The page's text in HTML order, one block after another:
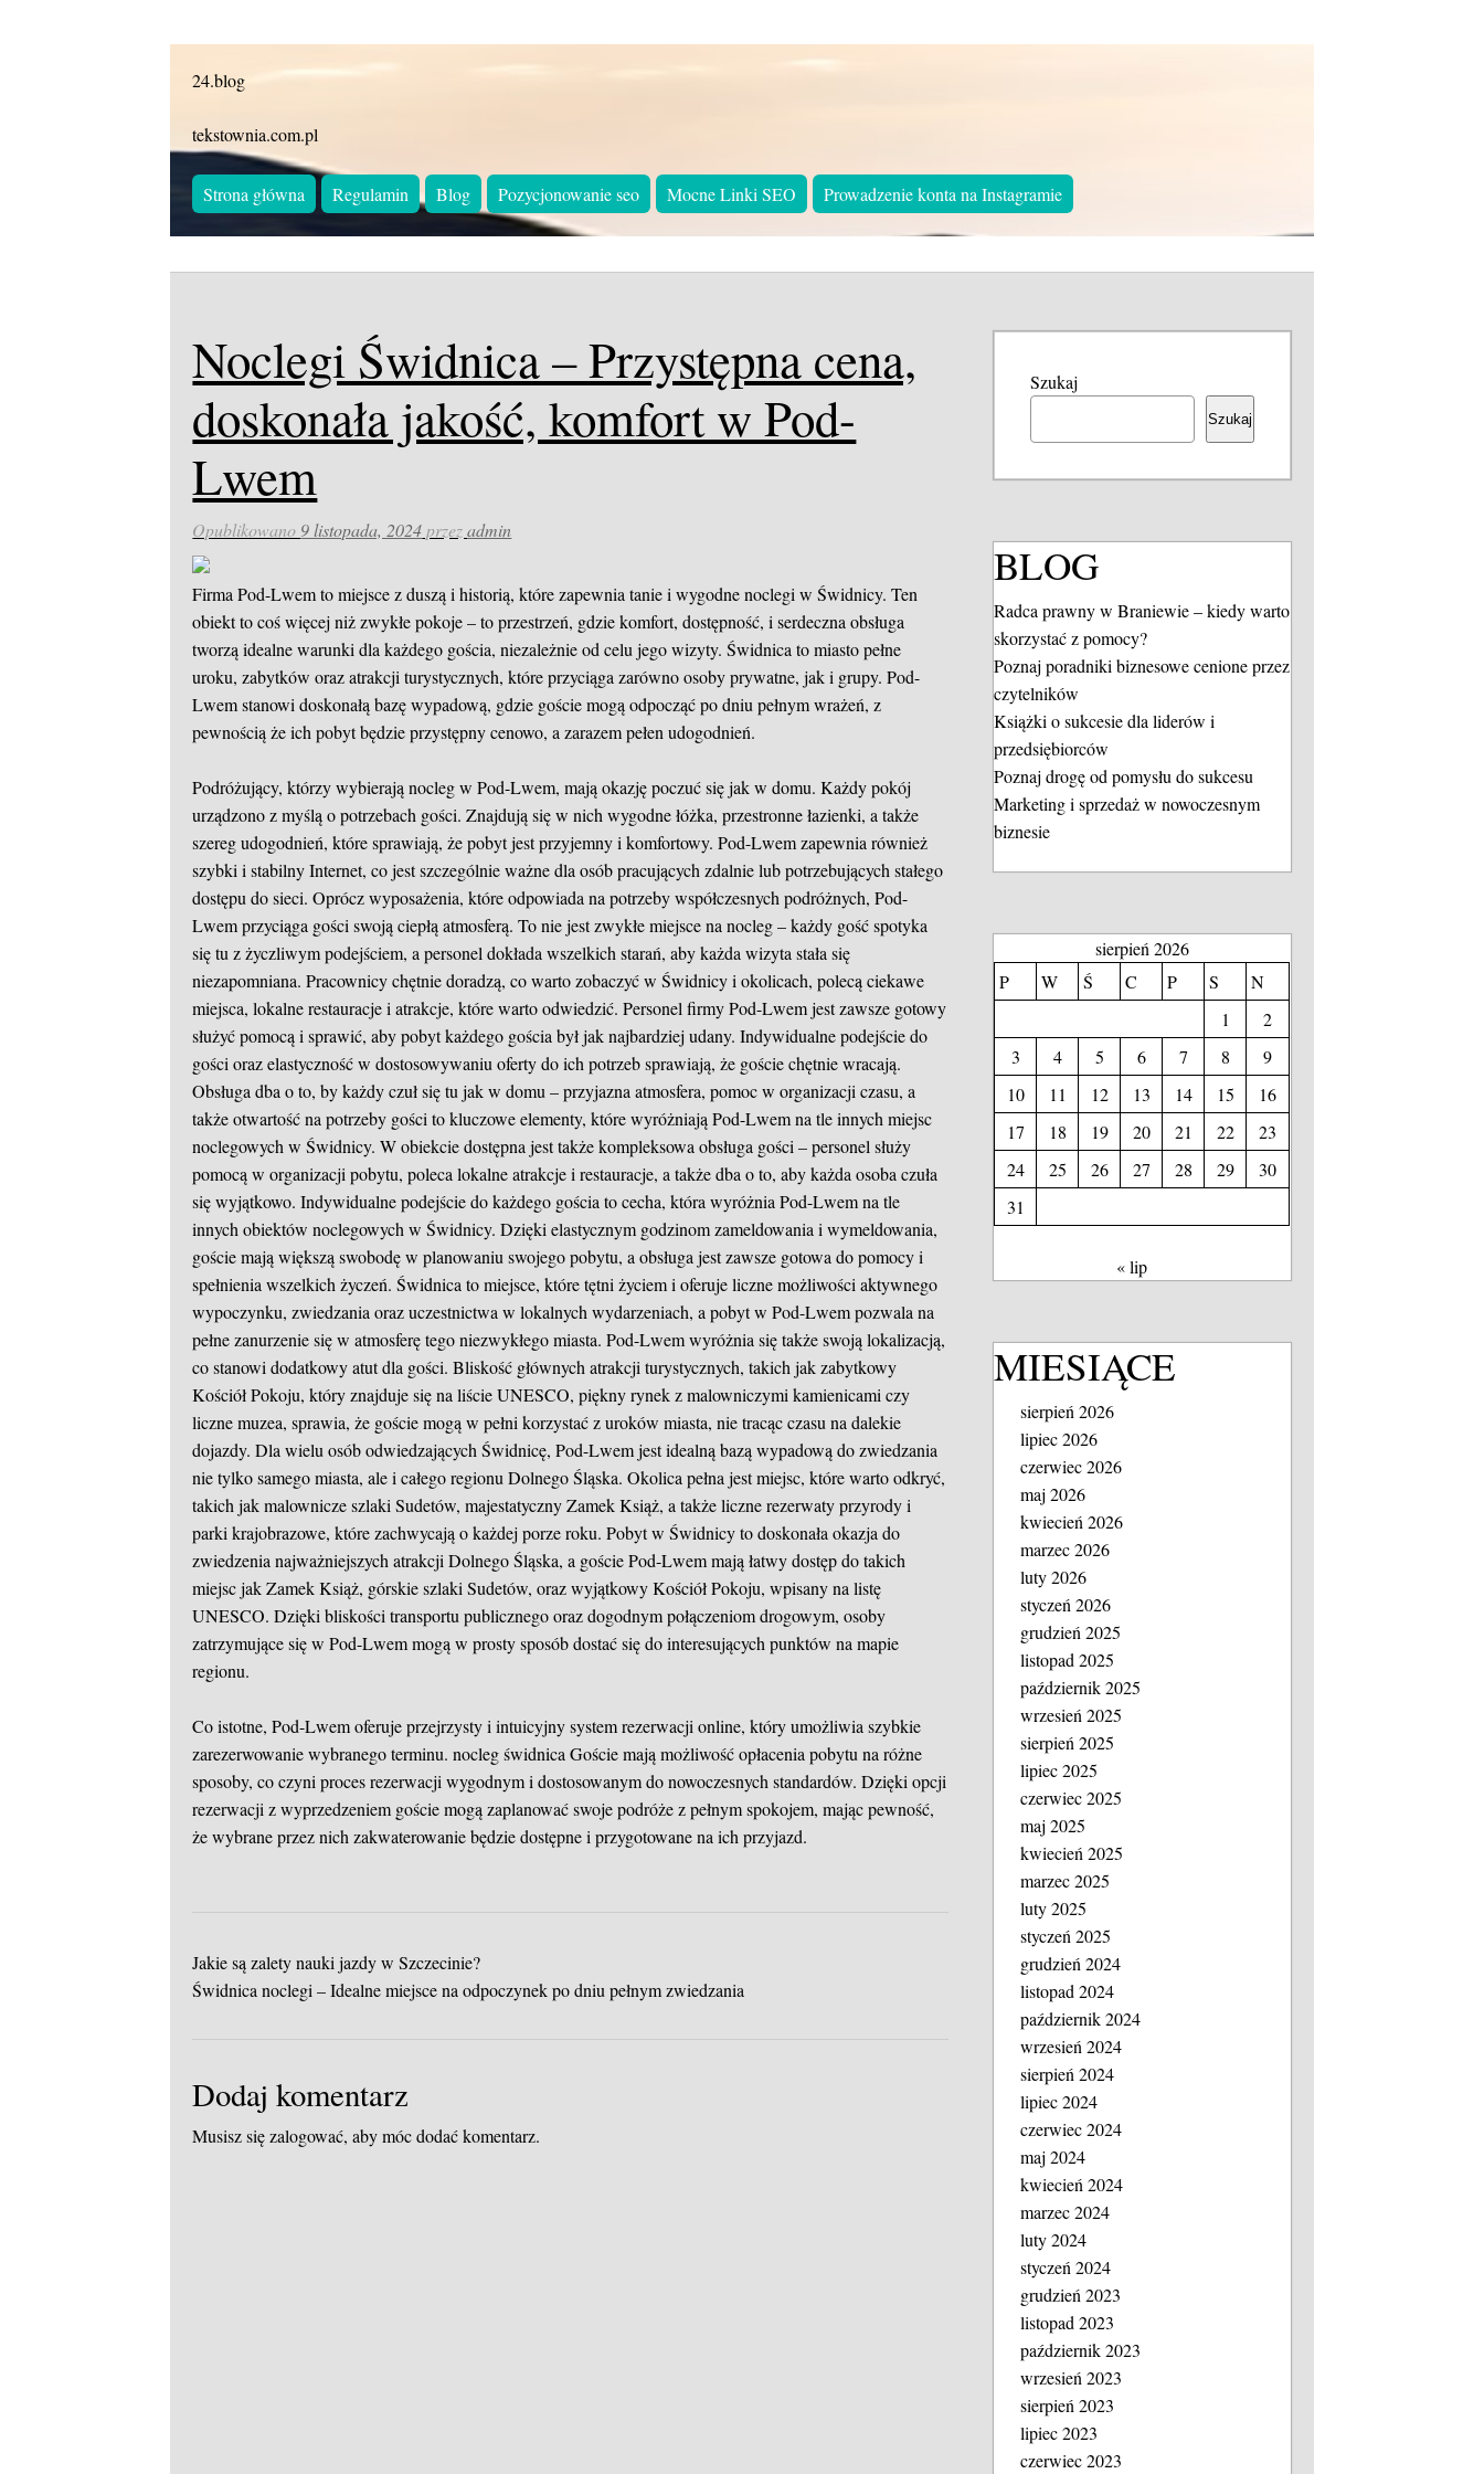
24.blog
tekstownia.com.pl
Strona główna Regulamin Blog Pozycjonowanie seo Mocne Linki SEO Prowadzenie konta na Instagramie
Noclegi Świdnica – Przystępna cena,
doskonała jakość, komfort w Pod-
Lwem
Opublikowano 9 listopada, 2024 przezadmin
Firma Pod-Lwem to miejsce z duszą i historią, które zapewnia tanie i wygodne noclegi w Świdnicy. Ten
obiekt to coś więcej niż zwykłe pokoje – to przestrzeń, gdzie komfort, dostępność, i serdeczna obsługa
tworzą idealne warunki dla każdego gościa, niezależnie od celu jego wizyty. Świdnica to miasto pełne
uroku, zabytków oraz atrakcji turystycznych, które przyciąga zarówno osoby prywatne, jak i grupy. Pod-
Lwem stanowi doskonałą bazę wypadową, gdzie goście mogą odpocząć po dniu pełnym wrażeń, z
pewnością że ich pobyt będzie przystępny cenowo, a zarazem pełen udogodnień.
Podróżujący, którzy wybierają nocleg w Pod-Lwem, mają okazję poczuć się jak w domu. Każdy pokój
urządzono z myślą o potrzebach gości. Znajdują się w nich wygodne łóżka, przestronne łazienki, a także
szereg udogodnień, które sprawiają, że pobyt jest przyjemny i komfortowy. Pod-Lwem zapewnia również
szybki i stabilny Internet, co jest szczególnie ważne dla osób pracujących zdalnie lub potrzebujących stałego
dostępu do sieci. Oprócz wyposażenia, które odpowiada na potrzeby współczesnych podróżnych, Pod-
Lwem przyciąga gości swoją ciepłą atmosferą. To nie jest zwykłe miejsce na nocleg – każdy gość spotyka
się tu z życzliwym podejściem, a personel dokłada wszelkich starań, aby każda wizyta stała się
niezapomniana. Pracownicy chętnie doradzą, co warto zobaczyć w Świdnicy i okolicach, polecą ciekawe
miejsca, lokalne restauracje i atrakcje, które warto odwiedzić. Personel firmy Pod-Lwem jest zawsze gotowy
służyć pomocą i sprawić, aby pobyt każdego gościa był jak najbardziej udany. Indywidualne podejście do
gości oraz elastyczność w dostosowywaniu oferty do ich potrzeb sprawiają, że goście chętnie wracają.
Obsługa dba o to, by każdy czuł się tu jak w domu – przyjazna atmosfera, pomoc w organizacji czasu, a
także otwartość na potrzeby gości to kluczowe elementy, które wyróżniają Pod-Lwem na tle innych miejsc
noclegowych w Świdnicy. W obiekcie dostępna jest także kompleksowa obsługa gości – personel służy
pomocą w organizacji pobytu, poleca lokalne atrakcje i restauracje, a także dba o to, aby każda osoba czuła
się wyjątkowo. Indywidualne podejście do każdego gościa to cecha, która wyróżnia Pod-Lwem na tle
innych obiektów noclegowych w Świdnicy. Dzięki elastycznym godzinom zameldowania i wymeldowania,
goście mają większą swobodę w planowaniu swojego pobytu, a obsługa jest zawsze gotowa do pomocy i
spełnienia wszelkich życzeń. Świdnica to miejsce, które tętni życiem i oferuje liczne możliwości aktywnego
wypoczynku, zwiedzania oraz uczestnictwa w lokalnych wydarzeniach, a pobyt w Pod-Lwem pozwala na
pełne zanurzenie się w atmosferę tego niezwykłego miasta. Pod-Lwem wyróżnia się także swoją lokalizacją,
co stanowi dodatkowy atut dla gości. Bliskość głównych atrakcji turystycznych, takich jak zabytkowy
Kościół Pokoju, który znajduje się na liście UNESCO, piękny rynek z malowniczymi kamienicami czy
liczne muzea, sprawia, że goście mogą w pełni korzystać z uroków miasta, nie tracąc czasu na dalekie
dojazdy. Dla wielu osób odwiedzających Świdnicę, Pod-Lwem jest idealną bazą wypadową do zwiedzania
nie tylko samego miasta, ale i całego regionu Dolnego Śląska. Okolica pełna jest miejsc, które warto odkryć,
takich jak malownicze szlaki Sudetów, majestatyczny Zamek Książ, a także liczne rezerwaty przyrody i
parki krajobrazowe, które zachwycają o każdej porze roku. Pobyt w Świdnicy to doskonała okazja do
zwiedzenia najważniejszych atrakcji Dolnego Śląska, a goście Pod-Lwem mają łatwy dostęp do takich
miejsc jak Zamek Książ, górskie szlaki Sudetów, oraz wyjątkowy Kościół Pokoju, wpisany na listę
UNESCO. Dzięki bliskości transportu publicznego oraz dogodnym połączeniom drogowym, osoby
zatrzymujące się w Pod-Lwem mogą w prosty sposób dostać się do interesujących punktów na mapie
regionu.
Co istotne, Pod-Lwem oferuje przejrzysty i intuicyjny system rezerwacji online, który umożliwia szybkie
zarezerwowanie wybranego terminu.nocleg świdnica Goście mają możliwość opłacenia pobytu na różne
sposoby, co czyni proces rezerwacji wygodnym i dostosowanym do nowoczesnych standardów. Dzięki opcji
rezerwacji z wyprzedzeniem goście mogą zaplanować swoje podróże z pełnym spokojem, mając pewność,
że wybrane przez nich zakwaterowanie będzie dostępne i przygotowane na ich przyjazd.
Jakie są zalety nauki jazdy w Szczecinie?
Świdnica noclegi – Idealne miejsce na odpoczynek po dniu pełnym zwiedzania
Dodaj komentarz
Musisz sięzalogować, aby móc dodać komentarz.
Szukaj
Szukaj
BLOG
Radca prawny w Braniewie – kiedy warto
skorzystać z pomocy?
Poznaj poradniki biznesowe cenione przez
czytelników
Książki o sukcesie dla liderów i
przedsiębiorców
Poznaj drogę od pomysłu do sukcesu
Marketing i sprzedaż w nowoczesnym
biznesie
sierpień 2026
P
W Ś C P S
N
1
2
3
4 5 6 7 8
9
10
11 12 13 14 15
16
17
18 19 20 21 22
23
24
25 26 27 28 29
30
31
« lip
MIESIĄCE
sierpień 2026
lipiec 2026
czerwiec 2026
maj 2026
kwiecień 2026
marzec 2026
luty 2026
styczeń 2026
grudzień 2025
listopad 2025
październik 2025
wrzesień 2025
sierpień 2025
lipiec 2025
czerwiec 2025
maj 2025
kwiecień 2025
marzec 2025
luty 2025
styczeń 2025
grudzień 2024
listopad 2024
październik 2024
wrzesień 2024
sierpień 2024
lipiec 2024
czerwiec 2024
maj 2024
kwiecień 2024
marzec 2024
luty 2024
styczeń 2024
grudzień 2023
listopad 2023
październik 2023
wrzesień 2023
sierpień 2023
lipiec 2023
czerwiec 2023